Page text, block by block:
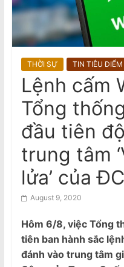
m
s
e
N
w
s
p
e
r
THỜI SỰ TIN TIÊU ĐIỂM
Lệnh cấm
Tổng
đầu tiên
trung tâm
lửa’ của
August 9, 2020
Hôm 6/8, việc Tổng
tiên ban hành sắc
đánh vào trung tâm